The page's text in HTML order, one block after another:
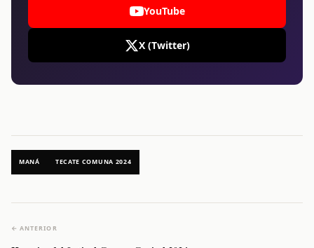
YouTube
X (Twitter)
MANÁ TECATE COMUNA 2024
← ANTERIOR